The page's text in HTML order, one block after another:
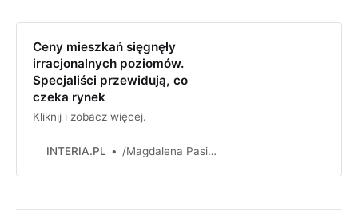
Ceny mieszkań sięgnęły
irracjonalnych poziomów.
Specjaliści przewidują, co
czeka rynek
Kliknij i zobacz więcej.
INTERIA.PL /Magdalena Pasiewicz /East News